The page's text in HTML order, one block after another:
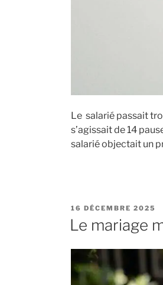
Le salarié passait
s’agissait de 14
salarié objectait un
PUBLIÉ
LE
16 DÉCEMBRE 2025
Le mariage